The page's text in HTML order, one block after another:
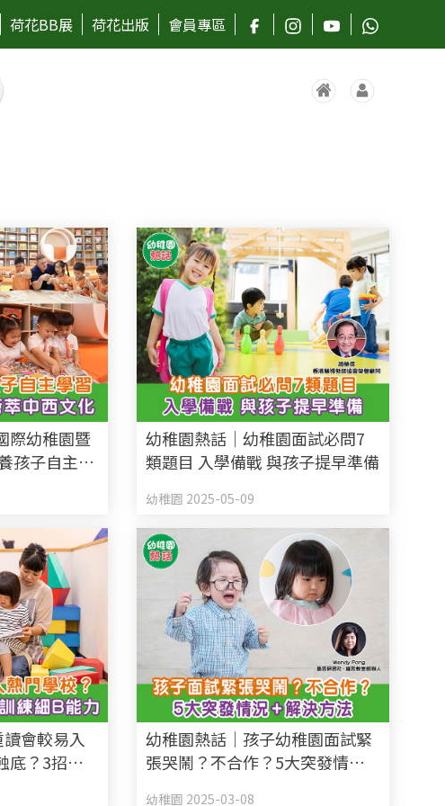
荷花BB展 荷花出版 會員專區
際幼稚園暨
孩子自主學
幼稚園熱話｜幼稚園面試必問7
類題目 入學備戰 與孩子提早準備
幼稚園 2025-05-09
會較易入
底？3招訓
幼稚園熱話｜孩子幼稚園面試緊
張哭鬧？不合作？5大突發情況
幼稚園 2025-03-08